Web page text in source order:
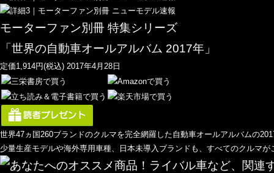
モーターファン別冊 特集シリーズ
「世界の自動車オールアルバム 2017年」
定価1,914円(税込) 2017年4月28日
世界47ヵ国260ブランドのクルマを完全網羅した自動車オールアルバムの
少量生産モデルや海外専用車種、日本未導入ブランドも、すべてのクルマが